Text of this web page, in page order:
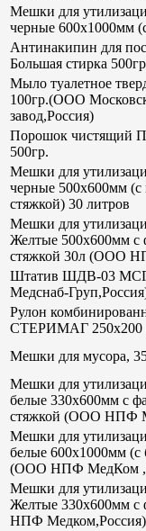
Мешки для
черные 600х1000мм
Антинакипин для
Большая стирка
Мыло туалетное
100гр.(ООО
завод,Россия)
Порошок чистящий
500гр.
Мешки для
черные 500х600мм
стяжкой) 30 литров
Мешки для
Желтые 500х600мм с
стяжкой 30л (ООО
Штатив ШДВ-03 МСГ
Медснаб-
Рулон
СТЕРИМАГ 250х200
Мешки для мусора,
Мешки для
белые 330х600мм с
стяжкой (ООО НПФ
Мешки для
белые 600х1000мм (с
(ООО НПФ МедКом
Мешки для
Желтые 330х600мм
НПФ Медком,Россия)